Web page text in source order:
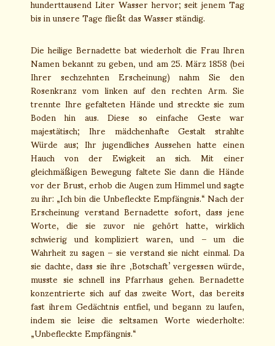
bis in unsere Tage fließt das Wasser ständig.
Die heilige Bernadette bat wiederholt die Frau Ihren
Namen bekannt zu geben, und am 25. März 1858 (bei
Ihrer sechzehnten Erscheinung) nahm Sie den
Rosenkranz vom linken auf den rechten Arm. Sie
trennte Ihre gefalteten Hände und streckte sie zum
Boden hin aus. Diese so einfache Geste war
majestätisch; Ihre mädchenhafte Gestalt strahlte
Würde aus; Ihr jugendliches Aussehen hatte einen
Hauch von der Ewigkeit an sich. Mit einer
gleichmäßigen Bewegung faltete Sie dann die Hände
vor der Brust, erhob die Augen zum Himmel und sagte
zu ihr: „Ich bin die Unbefleckte Empfängnis.“ Nach der
Erscheinung verstand Bernadette sofort, dass jene
Worte, die sie zuvor nie gehört hatte, wirklich
schwierig und kompliziert waren, und – um die
Wahrheit zu sagen – sie verstand sie nicht einmal. Da
sie dachte, dass sie ihre ‚Botschaft’ vergessen würde,
musste sie schnell ins Pfarrhaus gehen. Bernadette
konzentrierte sich auf das zweite Wort, das bereits
fast ihrem Gedächtnis entfiel, und begann zu laufen,
indem sie leise die seltsamen Worte wiederholte:
„Unbefleckte Empfängnis.“